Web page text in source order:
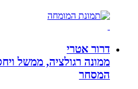
דרור אטרי
ממונה רגולציה, ממשל ויחסים
המסחר